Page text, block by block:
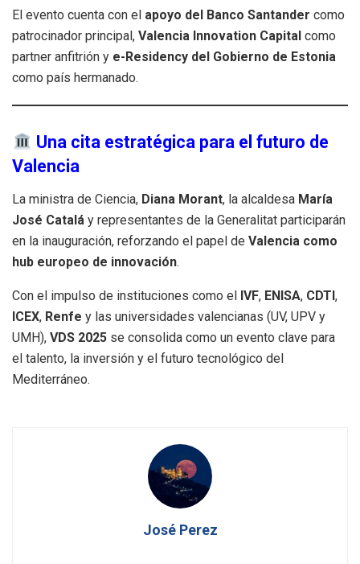
El evento cuenta con el apoyo del Banco Santander como
patrocinador principal, Valencia Innovation Capital como
partner anfitrión y e-Residency del Gobierno de Estonia
como país hermanado.
Una cita estratégica para el futuro de
Valencia
La ministra de Ciencia, Diana Morant, la alcaldesa María
José Catalá y representantes de la Generalitat participarán
en la inauguración, reforzando el papel de Valencia como
hub europeo de innovación.
Con el impulso de instituciones como el IVF, ENISA, CDTI,
ICEX, Renfe y las universidades valencianas (UV, UPV y
UMH), VDS 2025 se consolida como un evento clave para
el talento, la inversión y el futuro tecnológico del
Mediterráneo.
José Perez